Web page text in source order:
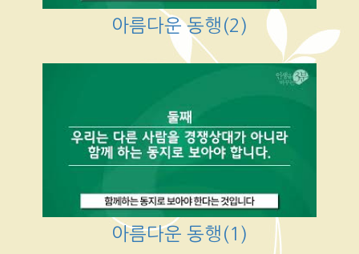
아름다운 동행(2)
아름다운 동행(1)